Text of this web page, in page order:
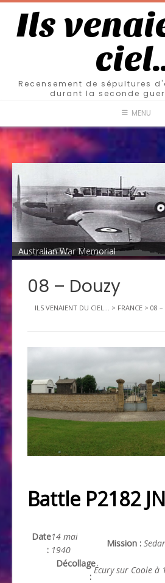
Ils
Recensement de sépultures
durant la seconde
MENU
Australian War Memorial
08 – Douzy
ILS VENAIENT DU CIEL... > FRANCE > 08 –
Battle P2182
Date
:
14 mai
1940
Mission :
Décollage
:
Écury sur Coole à